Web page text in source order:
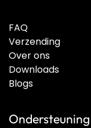
FAQ
Verzending
Over ons
Downloads
Blogs
Ondersteuning